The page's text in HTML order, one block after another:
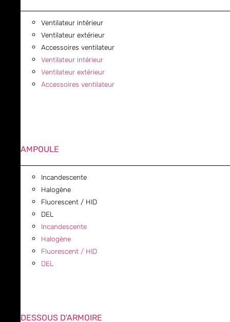
Ventilateur intérieur
Ventilateur extérieur
Accessoires ventilateur
Ventilateur intérieur
Ventilateur extérieur
Accessoires ventilateur
AMPOULE
Incandescente
Halogène
Fluorescent / HID
DEL
Incandescente
Halogène
Fluorescent / HID
DEL
DESSOUS D'ARMOIRE